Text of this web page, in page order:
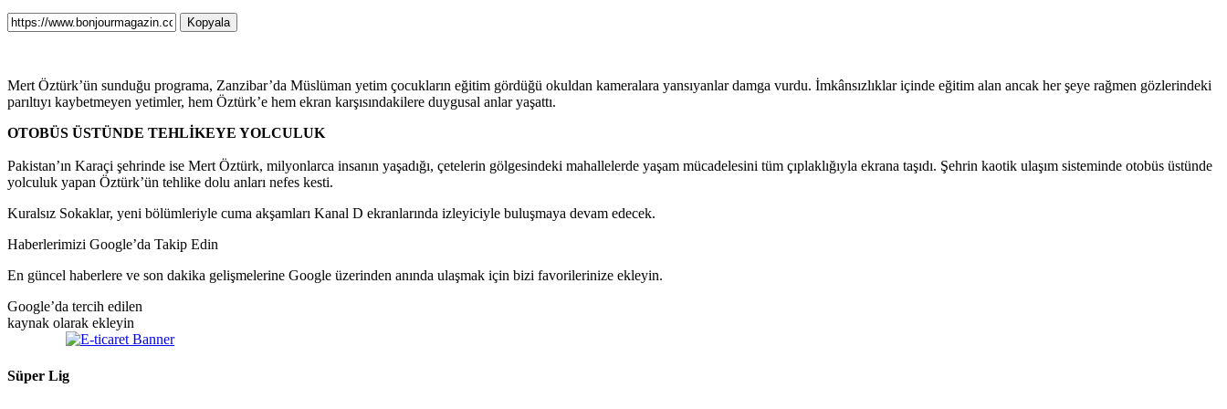
Kopyala
Mert Öztürk’ün sunduğu programa, Zanzibar’da Müslüman yetim çocukların eğitim gördüğü okuldan kameralara yansıyanlar damga vurdu. İmkânsızlıklar içinde eğitim alan ancak her şeye rağmen gözlerindeki
parıltıyı kaybetmeyen yetimler, hem Öztürk’e hem ekran karşısındakilere duygusal anlar yaşattı.
OTOBÜS ÜSTÜNDE TEHLİKEYE YOLCULUK
Pakistan’ın Karaçi şehrinde ise Mert Öztürk, milyonlarca insanın yaşadığı, çetelerin gölgesindeki mahallelerde yaşam mücadelesini tüm çıplaklığıyla ekrana taşıdı. Şehrin kaotik ulaşım sisteminde otobüs üstünde
yolculuk yapan Öztürk’ün tehlike dolu anları nefes kesti.
Kuralsız Sokaklar, yeni bölümleriyle cuma akşamları Kanal D ekranlarında izleyiciyle buluşmaya devam edecek.
Haberlerimizi Google’da Takip Edin
En güncel haberlere ve son dakika gelişmelerine Google üzerinden anında ulaşmak için bizi favorilerinize ekleyin.
Google’da tercih edilen
kaynak olarak ekleyin
Süper Lig